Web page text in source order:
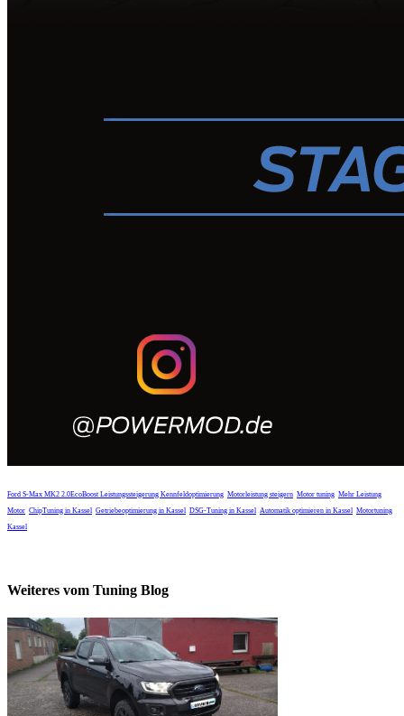
Ford S-Max MK2 2.0EcoBoost Leistungssteigerung Kennfeldoptimierung Motorleistung steigern Motor tuning Mehr Leistung
Motor ChipTuning in Kassel Getriebeoptimierung in Kassel DSG-Tuning in Kassel Automatik optimieren in Kassel Motortuning
Kassel
Weiteres vom Tuning Blog